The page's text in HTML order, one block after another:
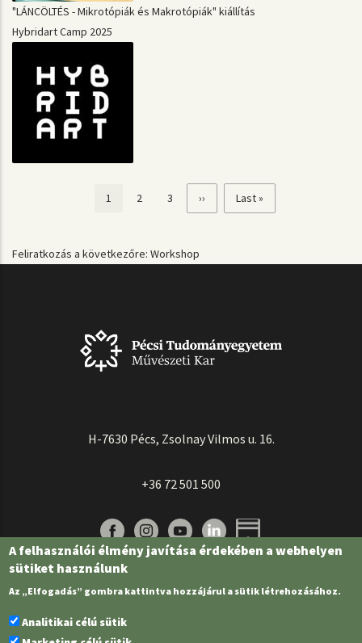
"LÁNCÖLTÉS - Mikrotópiák és Makrotópiák" kiállítás
Hybridart Camp 2025
Jelenlegi
1 Page
2 Page
3
Következő
oldal
››
Utolsó
oldal
Last »
Feliratkozás a következőre: Workshop
H-7630 Pécs, Zsolnay Vilmos u. 16.
+36 72 501 500
A felhasználói élmény javítása érdekében a webhelyen
sütiket használunk
Az „Elfogadás” gombra kattintva hozzájárul a sütik létrehozásához.
Analitikai célú sütik